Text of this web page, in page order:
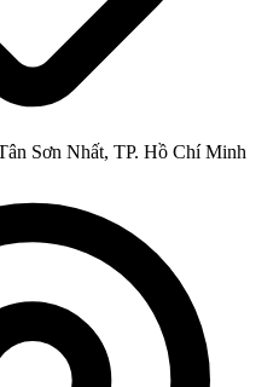
Sơn Nhất, TP. Hồ Chí Minh